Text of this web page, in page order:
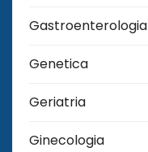
Gastroenterologia
Genetica
Geriatria
Ginecologia